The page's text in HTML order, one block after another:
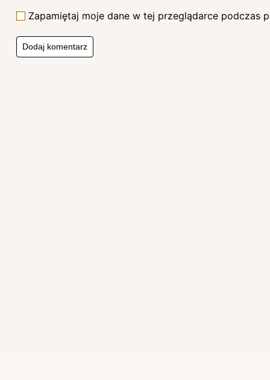
Zapamiętaj moje dane w tej przeglądarce podczas